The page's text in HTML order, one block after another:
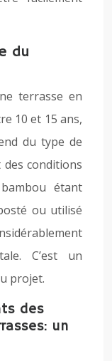
du
terrasse en
10 et 15 ans,
du type de
conditions
étant
ou utilisé
C’est un
projet.
des
un